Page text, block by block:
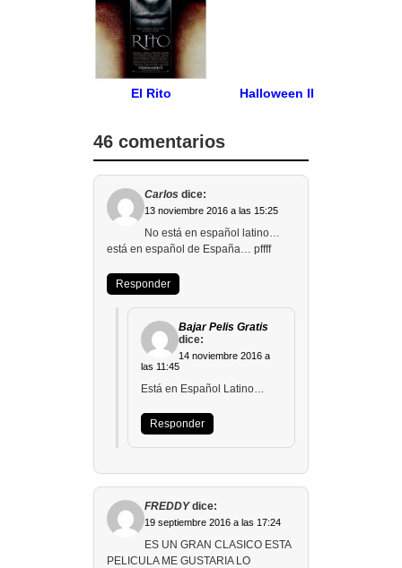
El Rito Halloween II
46 comentarios
Carlos dice:
13 noviembre 2016 a las 15:25
No está en español latino…
está en español de España… pffff
Responder
Bajar Pelis Gratis
dice:
14 noviembre 2016 a
las 11:45
Está en Español Latino…
Responder
FREDDY dice:
19 septiembre 2016 a las 17:24
ES UN GRAN CLASICO ESTA
PELICULA ME GUSTARIA LO